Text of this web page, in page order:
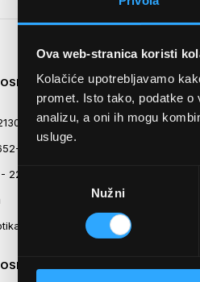
Ova web-stranica koristi
Kolačiće upotrebljavamo
promet. Isto tako, podatke
analizu, a oni ih mogu
usluge.
Odabir
Nužni
1
Makarska
102
22h,
2
SITEMAP
O nama
Optika